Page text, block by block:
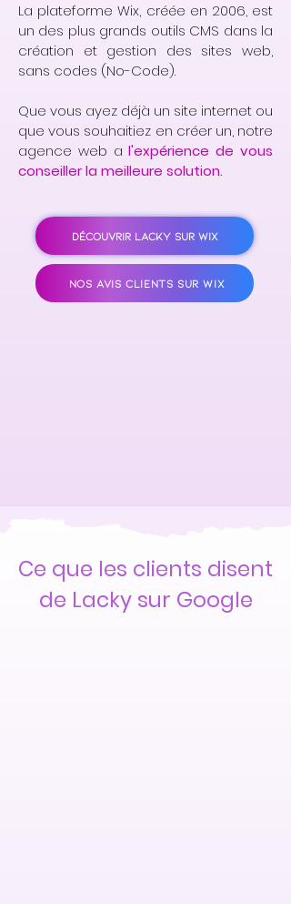
La plateforme Wix, créée en 2006, est
un des plus grands outils CMS dans la
création et gestion des sites web,
sans codes (No-Code).
Que vous ayez déjà un site internet ou
que vous souhaitiez en créer un, notre
agence web al'expérience de vous
conseiller la meilleure solution.
DÉCOUVRIR LACKY SUR WIX
NOS AVIS CLIENTS SUR WIX
Ce que les clients disent
de Lacky sur Google